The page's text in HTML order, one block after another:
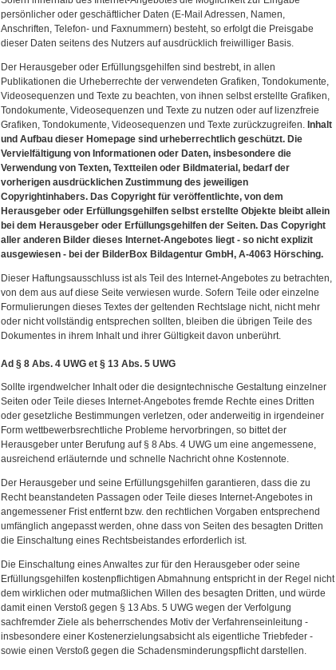
persönlicher oder geschäftlicher Daten (E-Mail Adressen, Namen,
Anschriften, Telefon- und Faxnummern) besteht, so erfolgt die Preisgabe
dieser Daten seitens des Nutzers auf ausdrücklich freiwilliger Basis.
Der Herausgeber oder Erfüllungsgehilfen sind bestrebt, in allen
Publikationen die Urheberrechte der verwendeten Grafiken, Tondokumente,
Videosequenzen und Texte zu beachten, von ihnen selbst erstellte Grafiken,
Tondokumente, Videosequenzen und Texte zu nutzen oder auf lizenzfreie
Grafiken, Tondokumente, Videosequenzen und Texte zurückzugreifen. Inhalt
und Aufbau dieser Homepage sind urheberrechtlich geschützt. Die
Vervielfältigung von Informationen oder Daten, insbesondere die
Verwendung von Texten, Textteilen oder Bildmaterial, bedarf der
vorherigen ausdrücklichen Zustimmung des jeweiligen
Copyrightinhabers. Das Copyright für veröffentlichte, von dem
Herausgeber oder Erfüllungsgehilfen selbst erstellte Objekte bleibt allein
bei dem Herausgeber oder Erfüllungsgehilfen der Seiten. Das Copyright
aller anderen Bilder dieses Internet-Angebotes liegt - so nicht explizit
ausgewiesen - bei der BilderBox Bildagentur GmbH, A-4063 Hörsching.
Dieser Haftungsausschluss ist als Teil des Internet-Angebotes zu betrachten,
von dem aus auf diese Seite verwiesen wurde. Sofern Teile oder einzelne
Formulierungen dieses Textes der geltenden Rechtslage nicht, nicht mehr
oder nicht vollständig entsprechen sollten, bleiben die übrigen Teile des
Dokumentes in ihrem Inhalt und ihrer Gültigkeit davon unberührt.
Ad § 8 Abs. 4 UWG et § 13 Abs. 5 UWG
Sollte irgendwelcher Inhalt oder die designtechnische Gestaltung einzelner
Seiten oder Teile dieses Internet-Angebotes fremde Rechte eines Dritten
oder gesetzliche Bestimmungen verletzen, oder anderweitig in irgendeiner
Form wettbewerbsrechtliche Probleme hervorbringen, so bittet der
Herausgeber unter Berufung auf § 8 Abs. 4 UWG um eine angemessene,
ausreichend erläuternde und schnelle Nachricht ohne Kostennote.
Der Herausgeber und seine Erfüllungsgehilfen garantieren, dass die zu
Recht beanstandeten Passagen oder Teile dieses Internet-Angebotes in
angemessener Frist entfernt bzw. den rechtlichen Vorgaben entsprechend
umfänglich angepasst werden, ohne dass von Seiten des besagten Dritten
die Einschaltung eines Rechtsbeistandes erforderlich ist.
Die Einschaltung eines Anwaltes zur für den Herausgeber oder seine
Erfüllungsgehilfen kostenpflichtigen Abmahnung entspricht in der Regel nicht
dem wirklichen oder mutmaßlichen Willen des besagten Dritten, und würde
damit einen Verstoß gegen § 13 Abs. 5 UWG wegen der Verfolgung
sachfremder Ziele als beherrschendes Motiv der Verfahrenseinleitung -
insbesondere einer Kostenerzielungsabsicht als eigentliche Triebfeder -
sowie einen Verstoß gegen die Schadensminderungspflicht darstellen.